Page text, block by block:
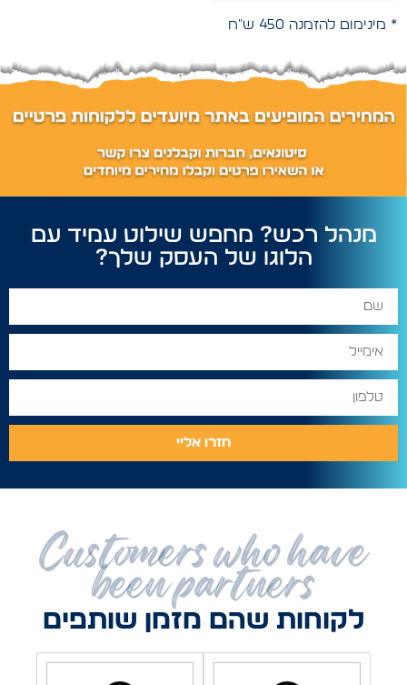
* מינימום להזמנה 450 ש"ח
מנהל רכש? מחפש שילוט עמיד עם
הלוגו של העסק שלך?
חזרו אליי
Customers who have
been partners
לקוחות שהם מזמן שותפים